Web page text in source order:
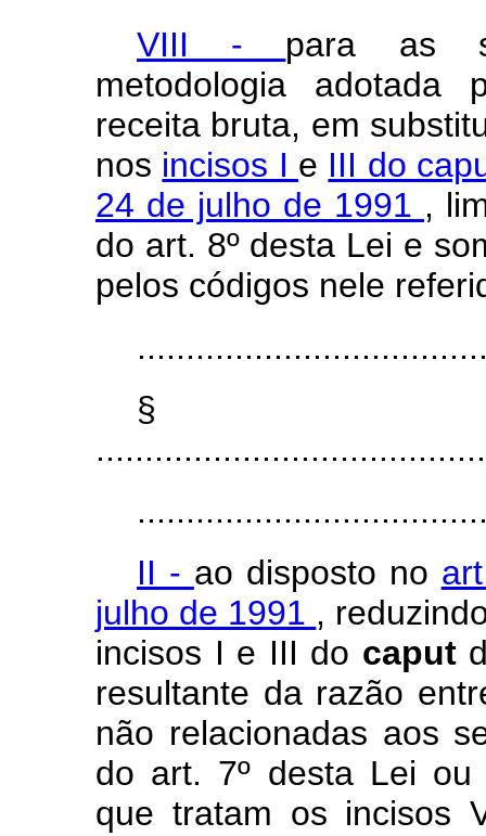
VIII - para as
metodologia
receita bruta, em
nos incisos I e III do
24 de julho de 1991 ,
do art. 8º desta Lei e
pelos códigos nele
§
II - ao disposto no
julho de 1991 ,
incisos I e III do caput
resultante da razão
não relacionadas aos
do art. 7º desta Lei
que tratam os